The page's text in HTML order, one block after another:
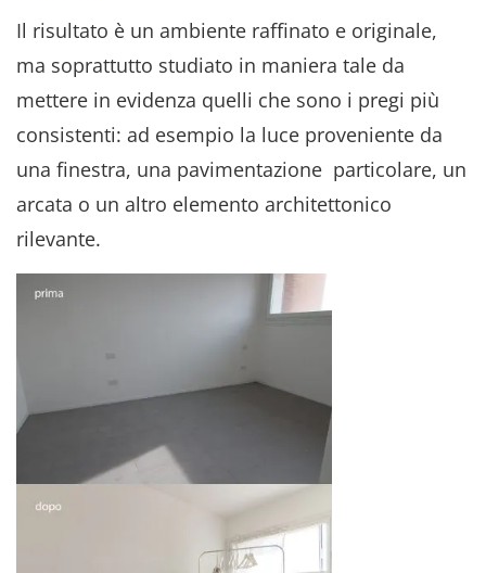
Il risultato è un ambiente raffinato e originale,
ma soprattutto studiato in maniera tale da
mettere in evidenza quelli che sono i pregi più
consistenti: ad esempio la luce proveniente da
una finestra, una pavimentazione particolare, un
arcata o un altro elemento architettonico
rilevante.